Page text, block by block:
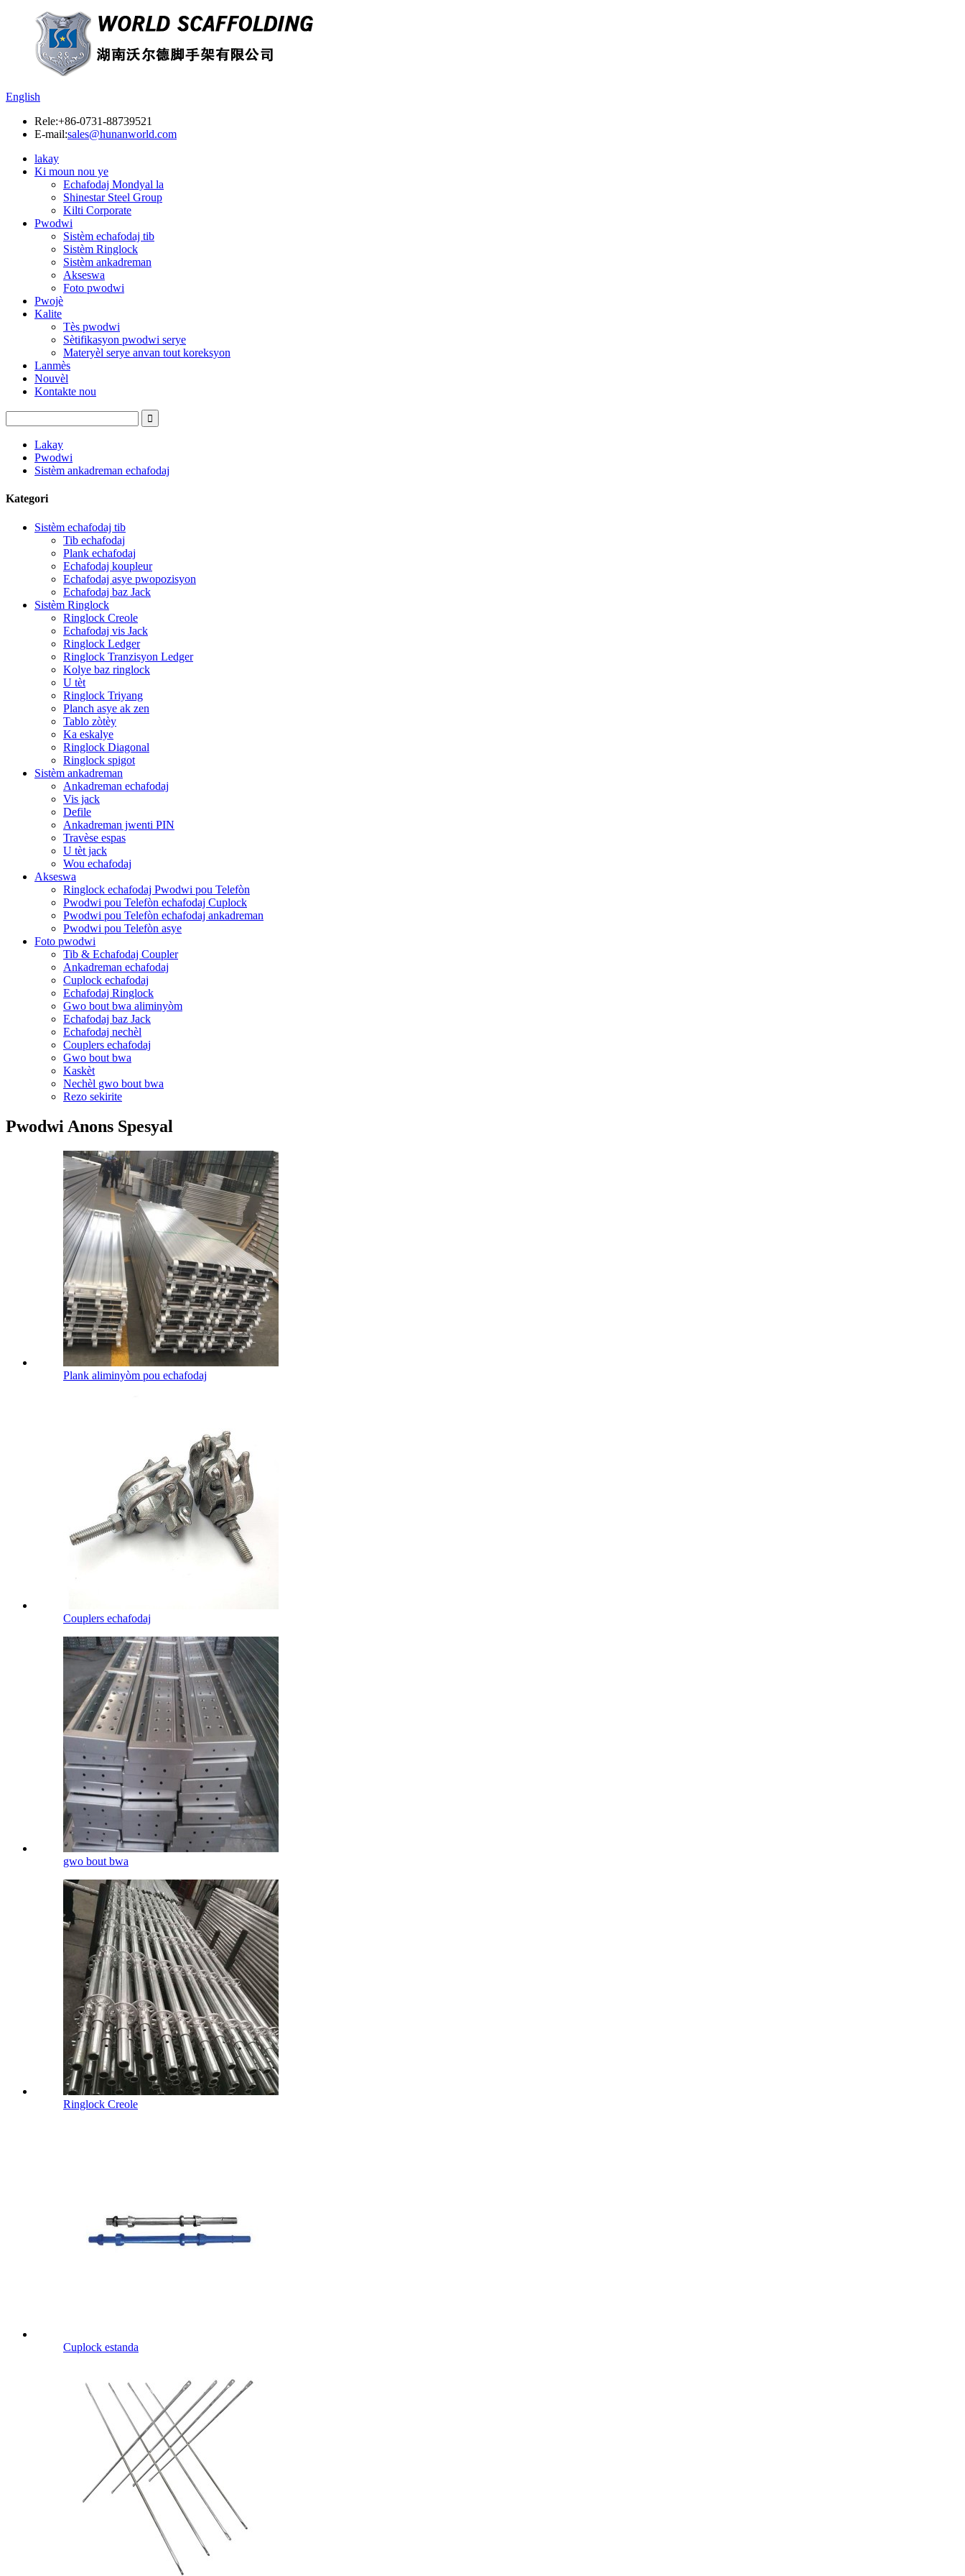
English
Rele:+86-0731-88739521
E-mail:sales@hunanworld.com
lakay
Ki moun nou ye
Echafodaj Mondyal la
Shinestar Steel Group
Kilti Corporate
Pwodwi
Sistèm echafodaj tib
Sistèm Ringlock
Sistèm ankadreman
Akseswa
Foto pwodwi
Pwojè
Kalite
Tès pwodwi
Sètifikasyon pwodwi serye
Materyèl serye anvan tout koreksyon
Lanmès
Nouvèl
Kontakte nou
Lakay
Pwodwi
Sistèm ankadreman echafodaj
Kategori
Sistèm echafodaj tib
Tib echafodaj
Plank echafodaj
Echafodaj koupleur
Echafodaj asye pwopozisyon
Echafodaj baz Jack
Sistèm Ringlock
Ringlock Creole
Echafodaj vis Jack
Ringlock Ledger
Ringlock Tranzisyon Ledger
Kolye baz ringlock
U tèt
Ringlock Triyang
Planch asye ak zen
Tablo zòtèy
Ka eskalye
Ringlock Diagonal
Ringlock spigot
Sistèm ankadreman
Ankadreman echafodaj
Vis jack
Defile
Ankadreman jwenti PIN
Travèse espas
U tèt jack
Wou echafodaj
Akseswa
Ringlock echafodaj Pwodwi pou Telefòn
Pwodwi pou Telefòn echafodaj Cuplock
Pwodwi pou Telefòn echafodaj ankadreman
Pwodwi pou Telefòn asye
Foto pwodwi
Tib & Echafodaj Coupler
Ankadreman echafodaj
Cuplock echafodaj
Echafodaj Ringlock
Gwo bout bwa aliminyòm
Echafodaj baz Jack
Echafodaj nechèl
Couplers echafodaj
Gwo bout bwa
Kaskèt
Nechèl gwo bout bwa
Rezo sekirite
Pwodwi Anons Spesyal
Plank aliminyòm pou echafodaj
Couplers echafodaj
gwo bout bwa
Ringlock Creole
Cuplock estanda